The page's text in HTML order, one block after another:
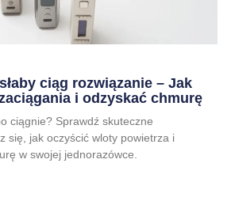
ciąg rozwiązanie – Jak
i odzyskać chmurę
ciągnie? Sprawdź skuteczne
się, jak oczyścić wloty powietrza i
w swojej jednorazówce.